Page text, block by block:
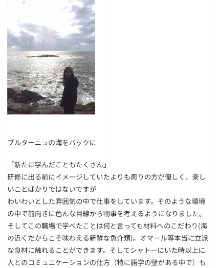
ブルターニュの海をバックに
「新たに学んだこともたくさん」
研修に出る前にイメージしていたよりも周りの方が優しく、楽し
いことばかりではないですが
わいわいとした雰囲気の中で仕事をしています。そのような環境
の中で前向きに色んな目線から物事を考えるようになりました。
そしてこの職場で学べたことは何と言っても材料へのこだわり(海
の近くだからこそ味わえる新鮮な魚介類)。オマール等本当に立派
な食材に触れることができます。そしてシャトーにいた時以上に
人とのコミュニケーションの仕方（特に語学の壁がある中で）も